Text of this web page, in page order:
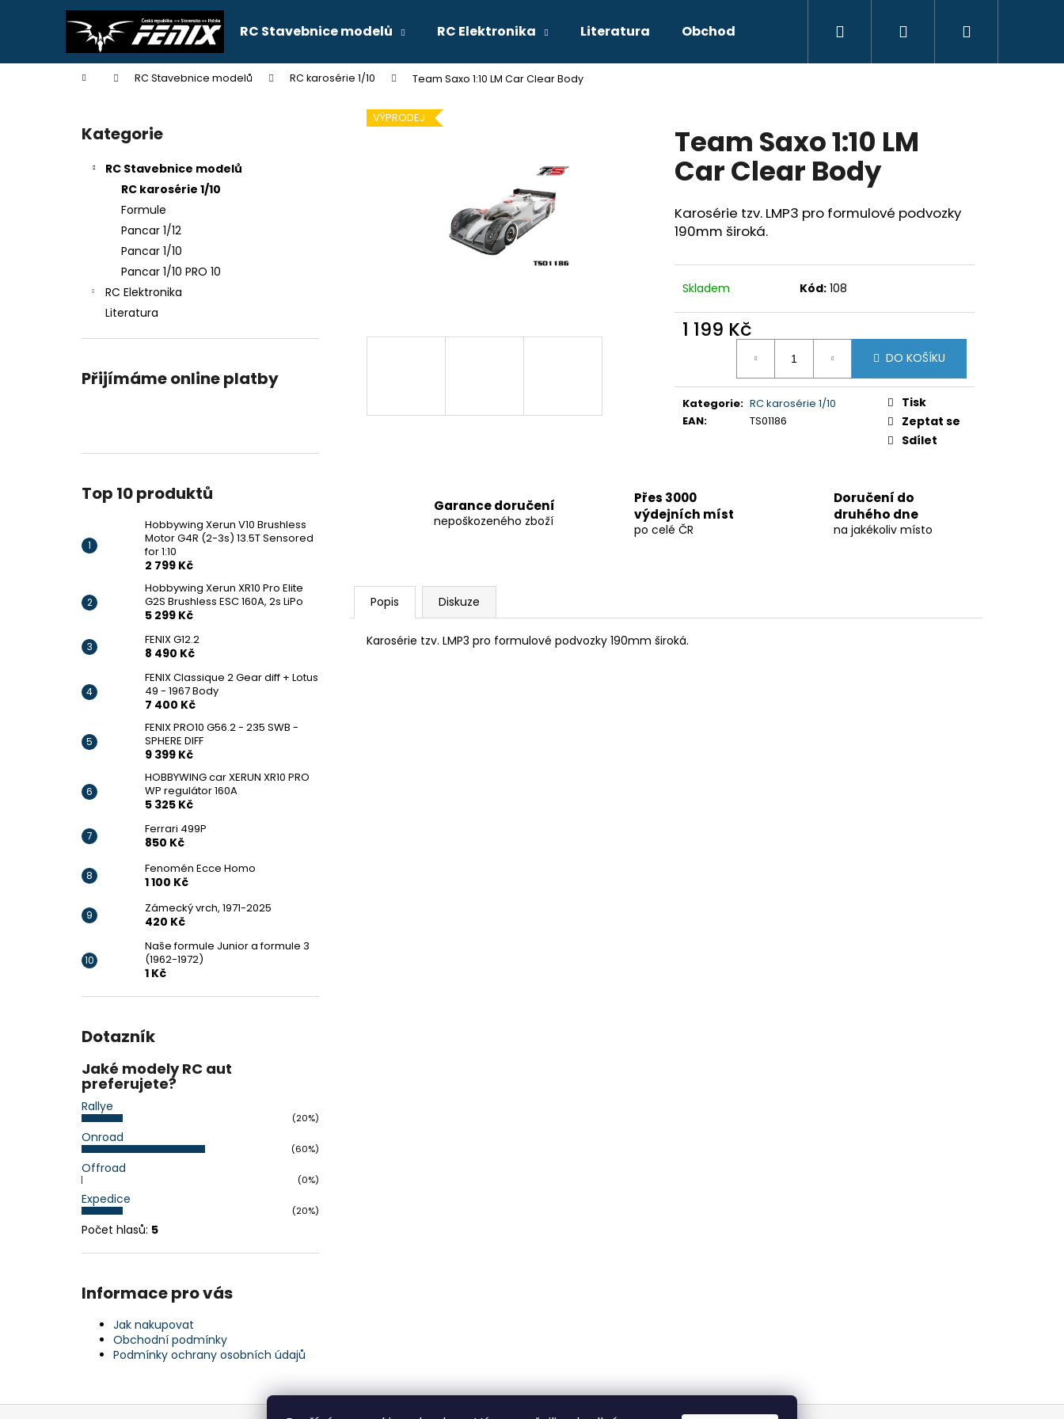
RC Stavebnice modelů RC Elektronika Literatura Obchodní podmínky Kontakty Přihlášení
Domů RC Stavebnice modelů RC karosérie 1/10 Team Saxo 1:10 LM Car Clear Body
Přeskočit
kategorie
Kategorie
RC Stavebnice modelů
RC karosérie 1/10
Formule
Pancar 1/12
Pancar 1/10
Pancar 1/10 PRO 10
RC Elektronika
Literatura
Přijímáme online platby
Top 10 produktů
Hobbywing Xerun V10 Brushless
Motor G4R (2-3s) 13.5T Sensored
for 1:10
2 799 Kč
Hobbywing Xerun XR10 Pro Elite
G2S Brushless ESC 160A, 2s LiPo
5 299 Kč
FENIX G12.2
8 490 Kč
FENIX Classique 2 Gear diff + Lotus
49 - 1967 Body
7 400 Kč
FENIX PRO10 G56.2 - 235 SWB -
SPHERE DIFF
9 399 Kč
HOBBYWING car XERUN XR10 PRO
WP regulátor 160A
5 325 Kč
Ferrari 499P
850 Kč
Fenomén Ecce Homo
1 100 Kč
Zámecký vrch, 1971-2025
420 Kč
Naše formule Junior a formule 3
(1962-1972)
1 Kč
Dotazník
Jaké modely RC aut
preferujete?
Rallye
(20%)
Onroad
(60%)
Offroad
(0%)
Expedice
(20%)
Počet hlasů: 5
Informace pro vás
Jak nakupovat
Obchodní podmínky
Podmínky ochrany osobních údajů
Team Saxo 1:10 LM
Car Clear Body
Karosérie tzv. LMP3 pro formulové podvozky
190mm široká.
Skladem Kód: 108
1 199 Kč
DO KOŠÍKU
Kategorie: RC karosérie 1/10
EAN: TS01186
Tisk
Zeptat se
Sdílet
VÝPRODEJ
Garance doručení
nepoškozeného zboží
Přes 3000
výdejních míst
po celé ČR
Doručení do
druhého dne
na jakékoliv místo
Popis Diskuze
Karosérie tzv. LMP3 pro formulové podvozky 190mm široká.
í
do
do
Co potřebujete najít?
Doporučujeme
Následující
MOTOR G4R (2-3S) 13.5T SENSORED
FOR 1:10